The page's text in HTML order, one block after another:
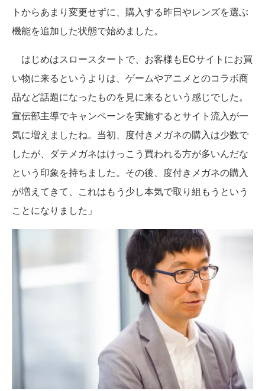
トからあまり変更せずに、購入する昨日やレンズを選ぶ
機能を追加した状態で始めました。
はじめはスロースタートで、お客様もECサイトにお買
い物に来るというよりは、ゲームやアニメとのコラボ商
品など話題になったものを見に来るという感じでした。
宣伝部主導でキャンペーンを実施するとサイト流入が一
気に増えましたね。当初、度付きメガネの購入は少数で
したが、ダテメガネはけっこう買われる方が多いんだな
という印象を持ちました。その後、度付きメガネの購入
が増えてきて、これはもう少し本気で取り組もうという
ことになりました」